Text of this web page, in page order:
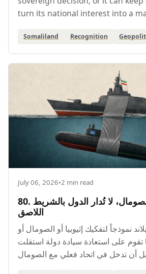
turn its national interest into a
Somaliland Recognition
July 06, 2026•2 min read
80. صوماليلاند والصومال، لا تُدار الدول بالشريط
اللاصق
نموذجاً لتفكيك إثيوبيا أو الصومال أو
تقوم على استعادة سيادة دولة استقلت